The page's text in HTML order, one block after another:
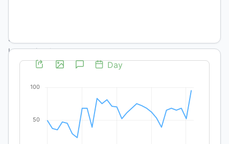
Sociales e
Internacionales
(IDEHESI)
Ejecutora en
Nacional de